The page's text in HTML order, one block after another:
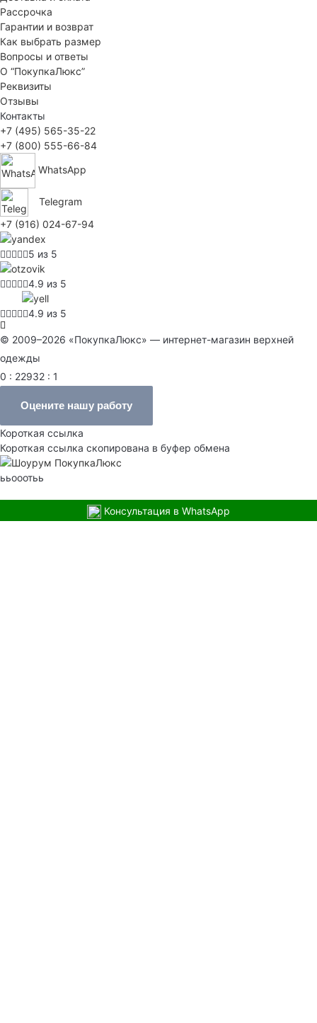
Рассрочка
Гарантии и возврат
Как выбрать размер
Вопросы и ответы
О “ПокупкаЛюкс”
Реквизиты
Отзывы
Контакты
+7 (495) 565-35-22
+7 (800) 555-66-84
WhatsApp
Telegram
+7 (916) 024-67-94
5 из 5
4.9 из 5
4.9 из 5
© 2009–2026 «ПокупкаЛюкс» — интернет-магазин верхней
одежды
0 : 22932 : 1
Оцените нашу работу
Короткая ссылка
Короткая ссылка скопирована в буфер обмена
ььооотьь
Консультация в WhatsApp